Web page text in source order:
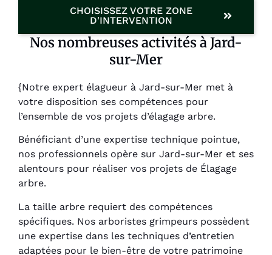
CHOISISSEZ VOTRE ZONE
D'INTERVENTION
Nos nombreuses activités à Jard-
sur-Mer
{Notre expert élagueur à Jard-sur-Mer met à
votre disposition ses compétences pour
l’ensemble de vos projets d’élagage arbre.
Bénéficiant d’une expertise technique pointue,
nos professionnels opère sur Jard-sur-Mer et ses
alentours pour réaliser vos projets de Élagage
arbre.
La taille arbre requiert des compétences
spécifiques. Nos arboristes grimpeurs possèdent
une expertise dans les techniques d’entretien
adaptées pour le bien-être de votre patrimoine